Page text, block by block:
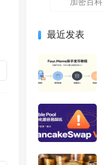
最近发表